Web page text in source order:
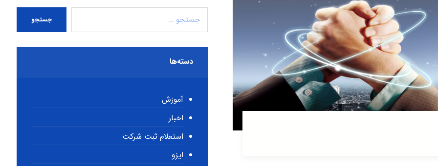
جستجو
دسته‌ها
آموزش
اخبار
استعلام ثبت شرکت
ایزو